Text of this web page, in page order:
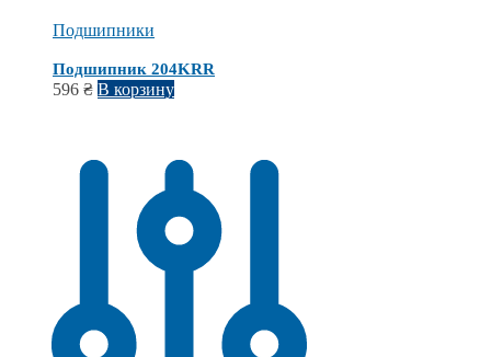
Подшипники
Подшипник 204KRR
596 ₴ В корзину